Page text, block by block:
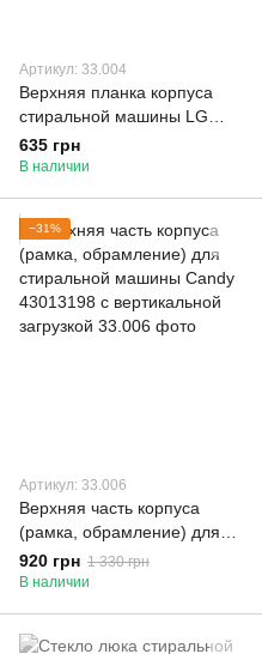
Артикул: 33.004
Верхняя планка корпуса
стиральной машины LG
5221FE3076H (нержавейка)
635 грн
В наличии
−31%
Артикул: 33.006
Верхняя часть корпуса
(рамка, обрамление) для
стиральной машины Candy
43013198 с вертикальной
920 грн 1 330 грн
В наличии